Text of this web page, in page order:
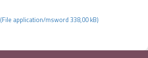
(File application/msword 338,00 kB)